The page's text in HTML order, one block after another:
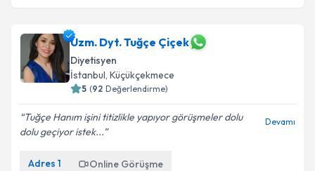
Uzm. Dyt. Tuğçe Çiçek
Diyetisyen
İstanbul, Küçükçekmece
5 (92 Değerlendirme)
Tuğçe Hanım işini titizlikle yapıyor görüşmeler dolu
dolu geçiyor istek...
Devamı
Adres 1 Online Görüşme